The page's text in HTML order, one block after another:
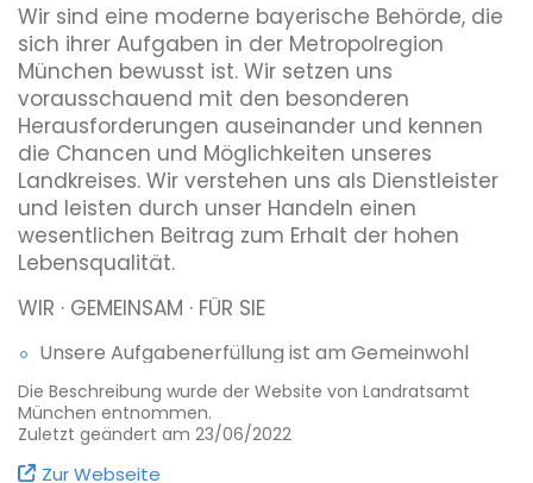
Wir sind eine moderne bayerische Behörde, die
sich ihrer Aufgaben in der Metropolregion
München bewusst ist. Wir setzen uns
vorausschauend mit den besonderen
Herausforderungen auseinander und kennen
die Chancen und Möglichkeiten unseres
Landkreises. Wir verstehen uns als Dienstleister
und leisten durch unser Handeln einen
wesentlichen Beitrag zum Erhalt der hohen
Lebensqualität.
WIR · GEMEINSAM · FÜR SIE
Unsere Aufgabenerfüllung ist am Gemeinwohl
gesetzlichen Bestimmungen mit hoher
Fachkompetenz und hohem
Verantwortungsbewusstsein: engagiert, freundlich,
wirtschaftlich und ergebnisorientiert. Unser Ziel
Die Beschreibung wurde der Website von Landratsamt
München entnommen.
Zuletzt geändert am 23/06/2022
Zur Webseite